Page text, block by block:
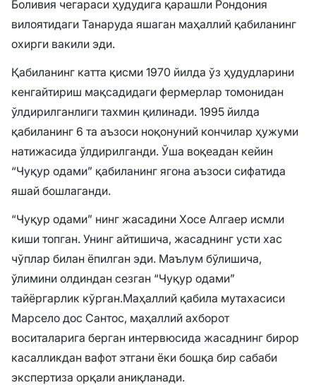
Боливия чегараси ҳудудига қарашли Рондония
вилоятидаги Танаруда яшаган маҳаллий қабиланинг
охирги вакили эди.
Қабиланинг катта қисми 1970 йилда ўз ҳудудларини
кенгайтириш мақсадидаги фермерлар томонидан
ўлдирилганлиги тахмин қилинади. 1995 йилда
қабиланинг 6 та аъзоси ноқонуний кончилар ҳужуми
натижасида ўлдирилганди. Ўша воқеадан кейин
“Чуқур одами” қабиланинг ягона аъзоси сифатида
яшай бошлаганди.
“Чуқур одами” нинг жасадини Хосе Алгаер исмли
киши топган. Унинг айтишича, жасаднинг усти хас
чўплар билан ёпилган эди. Маълум бўлишича,
ўлимини олдиндан сезган “Чуқур одами”
тайёргарлик кўрган.Маҳаллий қабила мутахасиси
Марсело дос Сантос, маҳаллий ахборот
воситаларига берган интервюсида жасаднинг бирор
касалликдан вафот этгани ёки бошқа бир сабаби
экспертиза орқали аниқланади.